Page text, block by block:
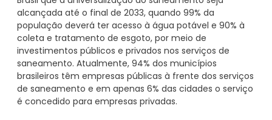
alcançada até o final de 2033, quando 99% da
população deverá ter acesso à água potável e 90% à
coleta e tratamento de esgoto, por meio de
investimentos públicos e privados nos serviços de
saneamento. Atualmente, 94% dos municípios
brasileiros têm empresas públicas à frente dos serviços
de saneamento e em apenas 6% das cidades o serviço
é concedido para empresas privadas.